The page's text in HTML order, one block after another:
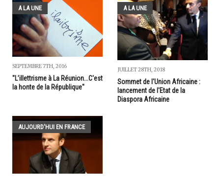
A LA UNE
SEPTEMBRE 7TH, 2016
"L’illettrisme à La Réunion...C'est
la honte de la République"
A LA UNE
JUILLET 28TH, 2018
Sommet de l'Union Africaine :
lancement de l'Etat de la
Diaspora Africaine
AUJOURD'HUI EN FRANCE